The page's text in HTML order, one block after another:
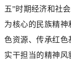
五”时期经济和社
为核心的民族精
色资源、传承红色
实干担当的精神